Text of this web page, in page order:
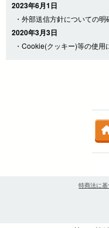
2023年6月1日
・外部送信方針についての明
2020年3月3日
・Cookie(クッキー)等の使用
特商法に